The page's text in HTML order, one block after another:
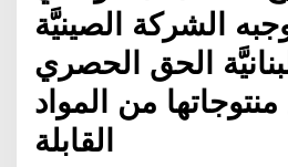
الشركة الصينيَّة
الحق الحصري
من المواد
القابلة